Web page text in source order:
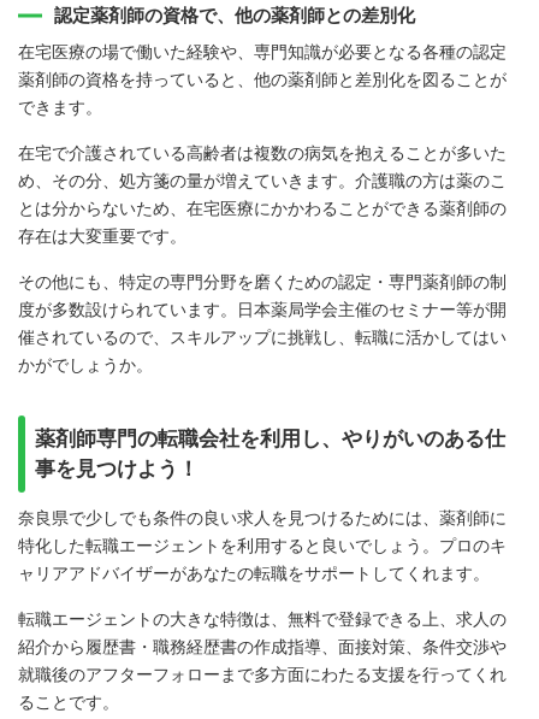
認定薬剤師の資格で、他の薬剤師との差別化
在宅医療の場で働いた経験や、専門知識が必要となる各種の認定
薬剤師の資格を持っていると、他の薬剤師と差別化を図ることが
できます。
在宅で介護されている高齢者は複数の病気を抱えることが多いた
め、その分、処方箋の量が増えていきます。介護職の方は薬のこ
とは分からないため、在宅医療にかかわることができる薬剤師の
存在は大変重要です。
その他にも、特定の専門分野を磨くための認定・専門薬剤師の制
度が多数設けられています。日本薬局学会主催のセミナー等が開
催されているので、スキルアップに挑戦し、転職に活かしてはい
かがでしょうか。
薬剤師専門の転職会社を利用し、やりがいのある仕
事を見つけよう！
奈良県で少しでも条件の良い求人を見つけるためには、薬剤師に
特化した転職エージェントを利用すると良いでしょう。プロのキ
ャリアアドバイザーがあなたの転職をサポートしてくれます。
転職エージェントの大きな特徴は、無料で登録できる上、求人の
紹介から履歴書・職務経歴書の作成指導、面接対策、条件交渉や
就職後のアフターフォローまで多方面にわたる支援を行ってくれ
ることです。